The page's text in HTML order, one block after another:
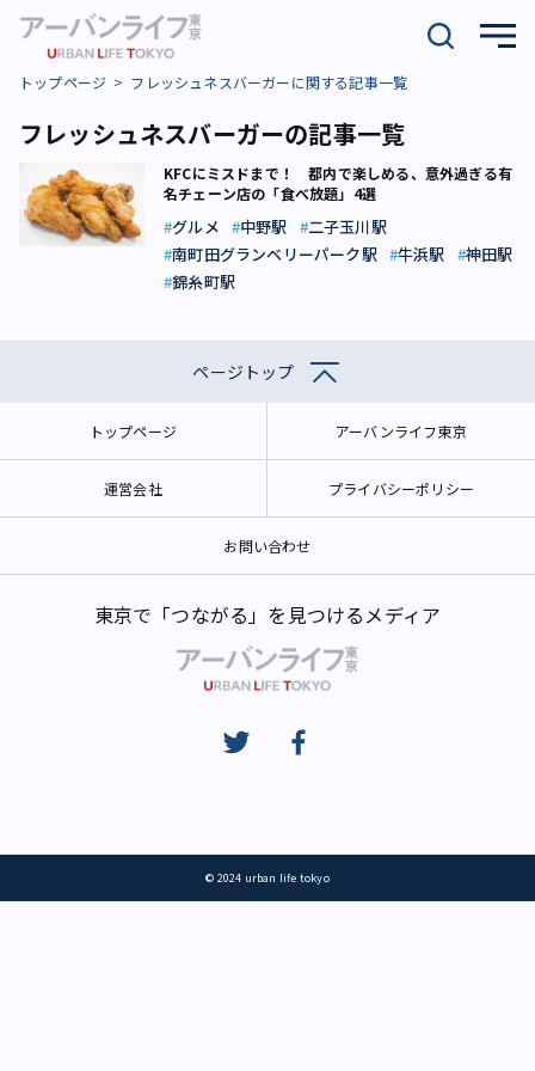
トップページ フレッシュネスバーガーに関する記事一覧
フレッシュネスバーガーの記事一覧
KFCにミスドまで！ 都内で楽しめる、意外過ぎる有
名チェーン店の「食べ放題」4選
グルメ 中野駅
二子玉川駅
南町田グランベリーパーク駅
牛浜駅
神田駅
錦糸町駅
ページトップ
トップページ アーバンライフ東京
運営会社 プライバシーポリシー
お問い合わせ
東京で「つながる」を見つけるメディア
© 2024 urban life tokyo